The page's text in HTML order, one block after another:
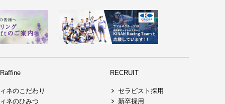
ネのこだわり
ネのひみつ
RECRUIT
セラピスト採用
新卒採用